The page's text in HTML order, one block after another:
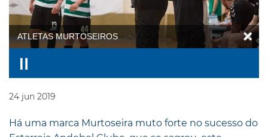
ATLETAS MURTOSEIROS
24 jun 2019
Há uma marca Murtoseira muto forte no sucesso do